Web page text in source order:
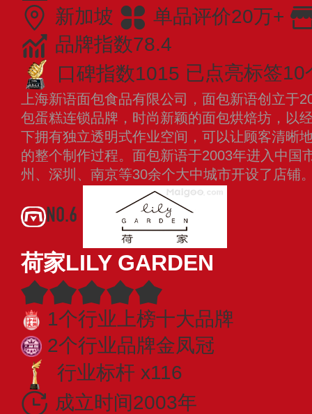
新加坡
单品评价20万+
品牌指数78.4
口碑指数1015 已点亮标签10
上海新语面包食品有限公司，面包新语创立于
包蛋糕连锁品牌，时尚新颖的面包烘焙坊，以
下拥有独立透明式作业空间，可以让顾客清晰
的整个制作过程。面包新语于2003年进入中国
州、深圳、南京等30余个大中城市开设了店铺
NO.6
荷家LILY GARDEN
1个行业上榜十大品牌
2个行业品牌金凤冠
行业标杆 x116
成立时间2003年